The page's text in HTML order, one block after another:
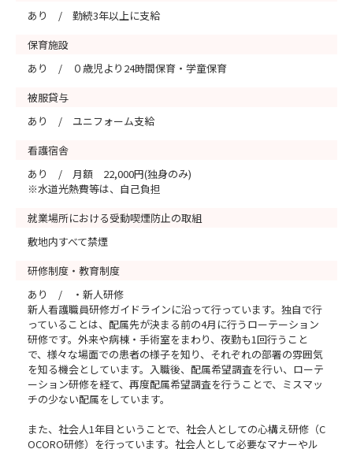
あり / 勤続3年以上に支給
保育施設
あり / ０歳児より24時間保育・学童保育
被服貸与
あり / ユニフォーム支給
看護宿舎
あり / 月額 22,000円(独身のみ)
※水道光熱費等は、自己負担
就業場所における受動喫煙防止の取組
敷地内すべて禁煙
研修制度・教育制度
あり / ・新人研修
新人看護職員研修ガイドラインに沿って行っています。独自で行
っていることは、配属先が決まる前の4月に行うローテーション
研修です。外来や病棟・手術室をまわり、夜勤も1回行うこと
で、様々な場面での患者の様子を知り、それぞれの部署の雰囲気
を知る機会としています。入職後、配属希望調査を行い、ローテ
ーション研修を経て、再度配属希望調査を行うことで、ミスマッ
チの少ない配属をしています。
また、社会人1年目ということで、社会人としての心構え研修（C
OCORO研修）を行っています。社会人として必要なマナーやル